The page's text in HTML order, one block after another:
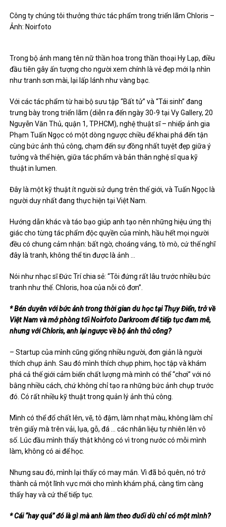
Công ty chúng tôi thưởng thức tác phẩm trong triển lãm Chloris –
Ảnh: Noirfoto
Trong bộ ảnh mang tên nữ thần hoa trong thần thoại Hy Lạp, điều
đầu tiên gây ấn tượng cho người xem chính là vẻ đẹp mới lạ nhìn
như tranh sơn mài, lại lấp lánh như vàng bạc.
Với các tác phẩm từ hai bộ sưu tập “Bất tử” và “Tái sinh” đang
trưng bày trong triển lãm (diễn ra đến ngày 30-9 tại Vy Gallery, 20
Nguyễn Văn Thủ, quận 1, TP.HCM), nghệ thuật sĩ – nhiếp ảnh gia
Phạm Tuấn Ngọc có một dòng ngược chiều để khai phá đến tận
cùng bức ảnh thủ công, chạm đến sự đồng nhất tuyệt đẹp giữa ý
tưởng và thể hiện, giữa tác phẩm và bản thân nghệ sĩ qua kỹ
thuật in lumen.
Đây là một kỹ thuật ít người sử dụng trên thế giới, và Tuấn Ngọc là
người duy nhất đang thực hiện tại Việt Nam.
Hướng dẫn khác và táo bạo giúp anh tạo nên những hiệu ứng thị
giác cho từng tác phẩm độc quyền của mình, hầu hết mọi người
đều có chung cảm nhận: bất ngờ, choáng váng, tò mò, cứ thế nghĩ
đây là tranh, không thể tin được là ảnh …
Nói như nhạc sĩ Đức Trí chia sẻ: “Tôi đứng rất lâu trước nhiều bức
tranh như thế. Chloris, hoa của nỗi cô đơn”.
* Bén duyên với bức ảnh trong thời gian du học tại Thụy Điển, trở về
Việt Nam và mở phòng tối Noirfoto Darkroom để tiếp tục đam mê,
nhưng với Chloris, anh lại ngược về bộ ảnh thủ công?
– Startup của mình cũng giống nhiều người, đơn giản là người
thích chụp ảnh. Sau đó mình thích chụp phim, học tập và khám
phá cả thế giới cảm biến chất lượng mà mình có thể “chơi” với nó
bằng nhiều cách, chứ không chỉ tạo ra những bức ảnh chụp trước
đó. Có rất nhiều kỹ thuật trong quản lý ảnh thủ công.
Mình có thể đổ chất lên, vẽ, tô đậm, làm nhạt màu, không làm chỉ
trên giấy mà trên vải, lụa, gỗ, đá … các nhân liệu tự nhiên lên vô
số. Lúc đầu mình thấy thật không có vì trong nước có mỗi mình
làm, không có ai để học.
Nhưng sau đó, mình lại thấy có may mắn. Vì đã bỏ quên, nó trở
thành cả một lĩnh vực mới cho mình khám phá, càng tìm càng
thấy hay và cứ thế tiếp tục.
* Cái “hay quá” đó là gì mà anh làm theo đuổi dù chỉ có một mình?